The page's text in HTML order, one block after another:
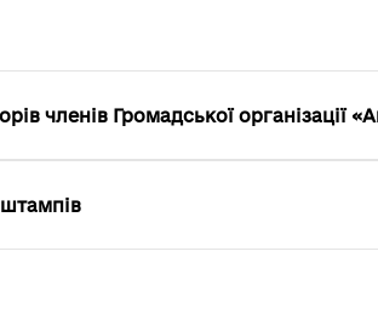
членів Громадської організації